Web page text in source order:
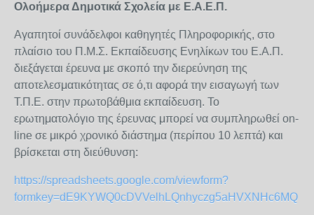
Ολοήμερα Δημοτικά Σχολεία με Ε.Α.Ε.Π.
Αγαπητοί συνάδελφοι καθηγητές Πληροφορικής, στο
πλαίσιο του Π.Μ.Σ. Εκπαίδευσης Ενηλίκων του Ε.Α.Π.
διεξάγεται έρευνα με σκοπό την διερεύνηση της
αποτελεσματικότητας σε ό,τι αφορά την εισαγωγή των
Τ.Π.Ε. στην πρωτοβάθμια εκπαίδευση. Το
ερωτηματολόγιο της έρευνας μπορεί να συμπληρωθεί on-
line σε μικρό χρονικό διάστημα (περίπου 10 λεπτά) και
βρίσκεται στη διεύθυνση:
https://spreadsheets.google.com/viewform?
formkey=dE9KYWQ0cDVVelhLQnhyczg5aHVXNHc6MQ